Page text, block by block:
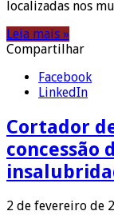
localizadas nos
Leia mais »
Compartilhar
Facebook
LinkedIn
Cortador
concessão
2 de fevereiro de